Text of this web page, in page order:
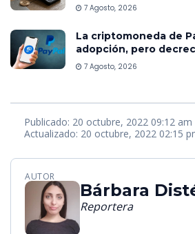
7 Agosto, 2026
La criptomoneda de
adopción, pero
7 Agosto, 2026
Publicado: 20 octubre, 2022 09:12
Actualizado: 20 octubre, 2022 02:15
AUTOR
Bárbara
Reportera